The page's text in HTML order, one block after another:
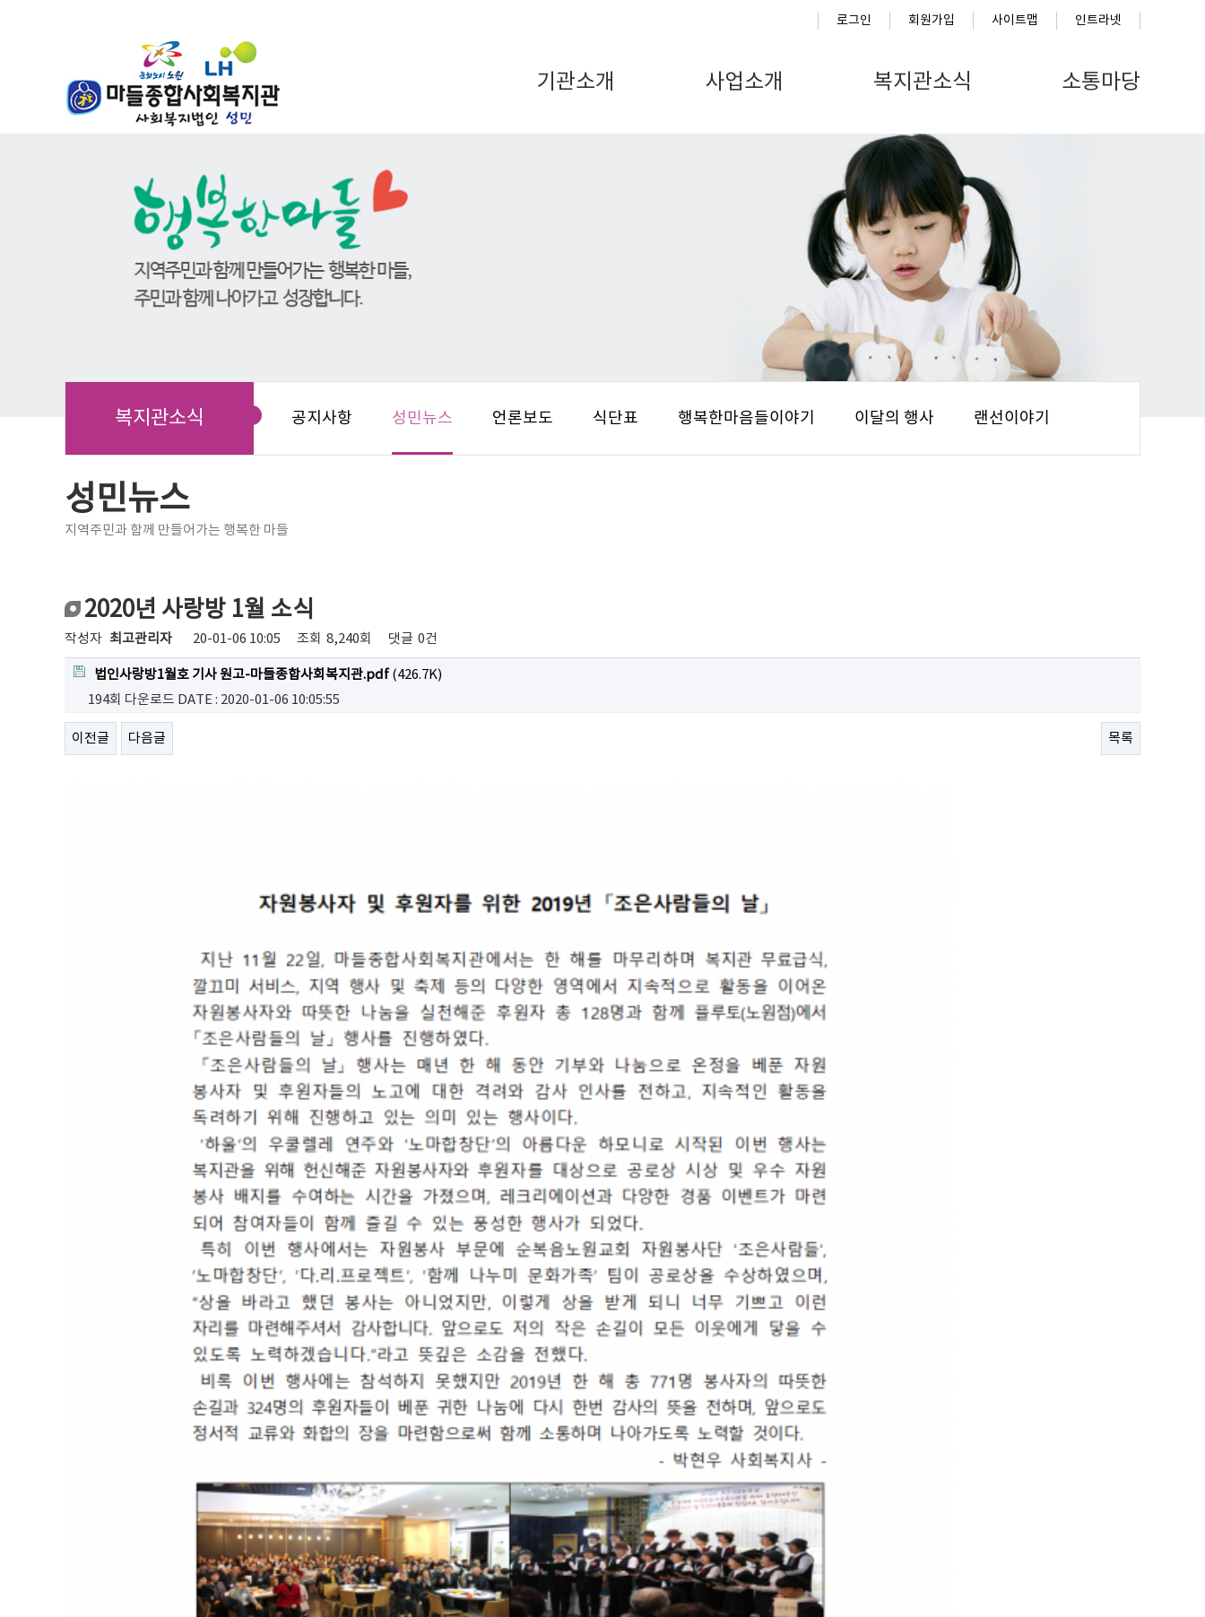
로그인 회원가입 사이트맵 인트라넷
기관소개 사업소개 복지관소식 소통마당
복지관소식 공지사항 성민뉴스 언론보도 식단표 행복한마음들이야기 이달의 행사 랜선이야기
성민뉴스
지역주민과 함께 만들어가는 행복한 마들
2020년 사랑방 1월 소식
작성자 최고관리자 20-01-06 10:05 조회 8,240회 댓글 0건
법인사랑방1월호 기사 원고-마들종합사회복지관.pdf (426.7K)
194회 다운로드 DATE : 2020-01-06 10:05:55
이전글 다음글 목록